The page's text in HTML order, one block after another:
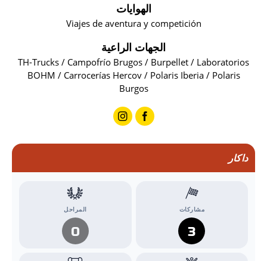
الهوايات
Viajes de aventura y competición
الجهات الراعية
TH-Trucks / Campofrío Brugos / Burpellet / Laboratorios
BOHM / Carrocerías Hercov / Polaris Iberia / Polaris
Burgos
داكار
مشاركات
3
المراحل
0